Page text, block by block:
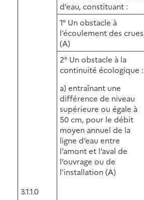
3.1.1.0
d’eau, constituant :
1° Un obstacle à
l’écoulement des crues
(A)
2° Un obstacle à la
continuité écologique :
a) entraînant une
différence de niveau
supérieure ou égale à
50 cm, pour le débit
moyen annuel de la
ligne d’eau entre
l’amont et l’aval de
l’ouvrage ou de
l’installation (A)